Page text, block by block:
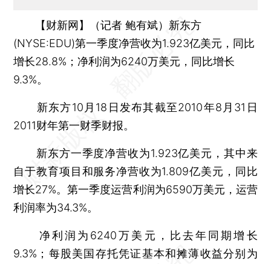
【财新网】（记者 鲍有斌） 新东方
(NYSE:EDU)第一季度净营收为1.923亿美元，同比
增长28.8%；净利润为6240万美元，同比增长
9.3%。
新东方10月18日发布其截至2010年8月31日
2011财年第一财季财报。
新东方一季度净营收为1.923亿美元，其中来
自于教育项目和服务净营收为1.809亿美元，同比
增长27%。第一季度运营利润为6590万美元，运营
利润率为34.3%。
净利润为6240万美元，比去年同期增长
9.3%；每股美国存托凭证基本和摊薄收益分别为